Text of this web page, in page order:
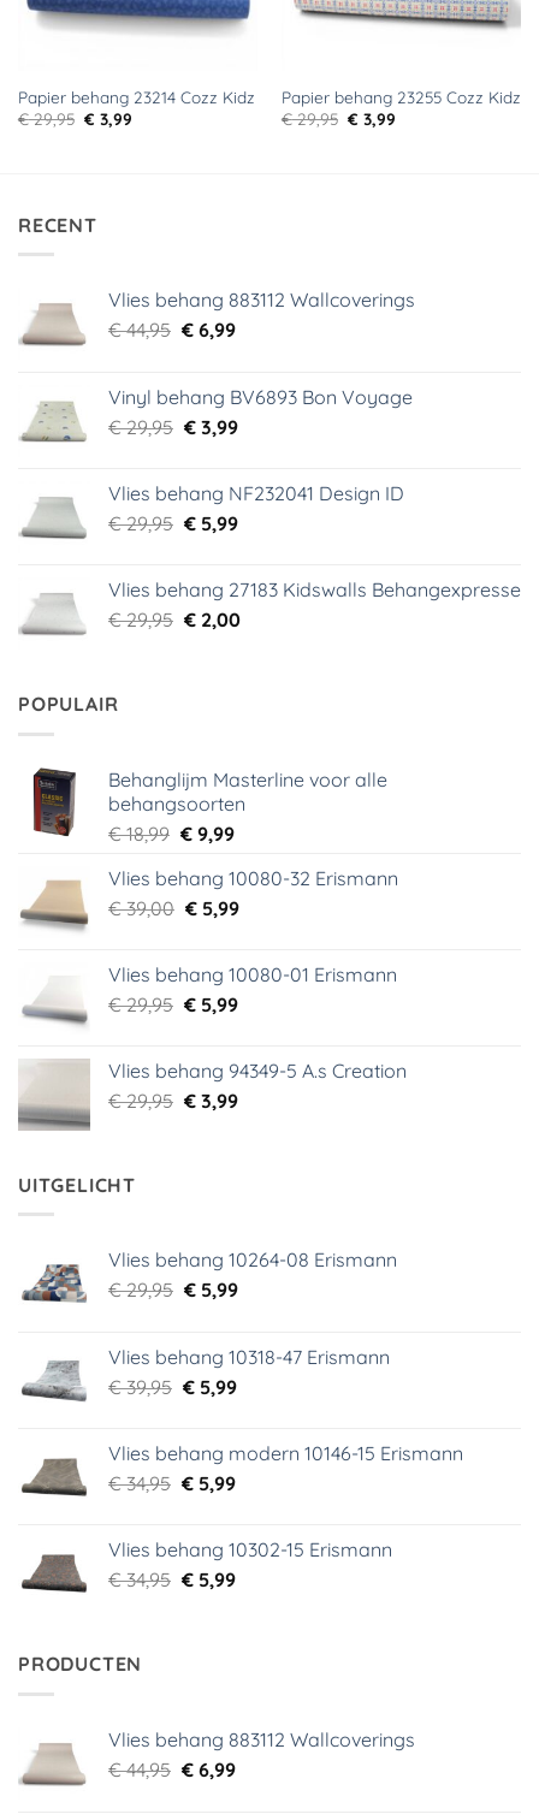
Papier behang 23214 Cozz Kidz
€29,95 Oorspronkelijke
prijs
€ 3,99Huidige
Papier behang 23255 Cozz Kidz
€29,95 Oorspronkelijke
prijs
€ 3,99Huidige
RECENT
Vlies behang 883112 Wallcoverings
€44,95 Oorspronkelijke
€ 44,95.
€6,99Huidige
€ 6,99.
Vinyl behang BV6893 Bon Voyage
€29,95 Oorspronkelijke
€ 29,95.
€3,99Huidige
€ 3,99.
Vlies behang NF232041 Design ID
€29,95 Oorspronkelijke
€ 29,95.
€5,99Huidige
€ 5,99.
Vlies behang 27183 Kidswalls Behangexpresse
€29,95 Oorspronkelijke
€2,00Huidige
POPULAIR
Behanglijm Masterline voor alle
behangsoorten
€18,99 Oorspronkelijke
was:
€ 18,99.
€9,99Huidige
is:
€ 9,99.
Vlies behang 10080-32 Erismann
€39,00 Oorspronkelijke
€ 39,00.
€5,99Huidige
€ 5,99.
Vlies behang 10080-01 Erismann
€29,95 Oorspronkelijke
€ 29,95.
€5,99Huidige
€ 5,99.
Vlies behang 94349-5 A.s Creation
€29,95 Oorspronkelijke
€3,99Huidige
UITGELICHT
Vlies behang 10264-08 Erismann
€29,95 Oorspronkelijke
€ 29,95.
€5,99Huidige
€ 5,99.
Vlies behang 10318-47 Erismann
€39,95 Oorspronkelijke
€ 39,95.
€5,99Huidige
€ 5,99.
Vlies behang modern 10146-15 Erismann
€34,95 Oorspronkelijke
€ 34,95.
€5,99Huidige
€ 5,99.
Vlies behang 10302-15 Erismann
€34,95 Oorspronkelijke
€5,99Huidige
PRODUCTEN
Vlies behang 883112 Wallcoverings
€44,95 Oorspronkelijke
€6,99Huidige